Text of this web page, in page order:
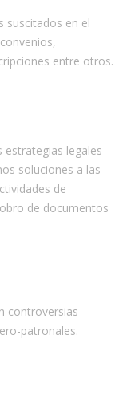
suscitados en el
entre otros.
legales
soluciones a las
de
de documentos
controversias
patronales.